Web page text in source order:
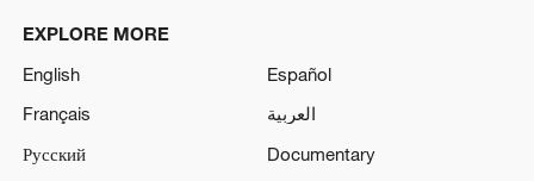
EXPLORE MORE
English
Español
Français
العربية
Русский
Documentary